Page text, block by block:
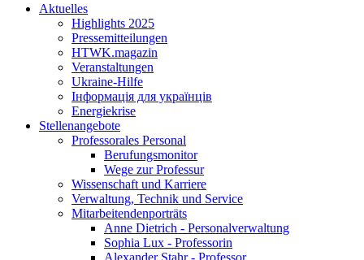
Aktuelles
Highlights 2025
Pressemitteilungen
HTWK.magazin
Veranstaltungen
Ukraine-Hilfe
Інформація для українців
Energiekrise
Stellenangebote
Professorales Personal
Berufungsmonitor
Wege zur Professur
Wissenschaft und Karriere
Verwaltung, Technik und Service
Mitarbeitendenporträts
Anne Dietrich - Personalverwaltung
Sophia Lux - Professorin
Alexander Stahr - Professor